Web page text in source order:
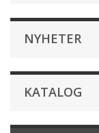
NYHETER
KATALOG